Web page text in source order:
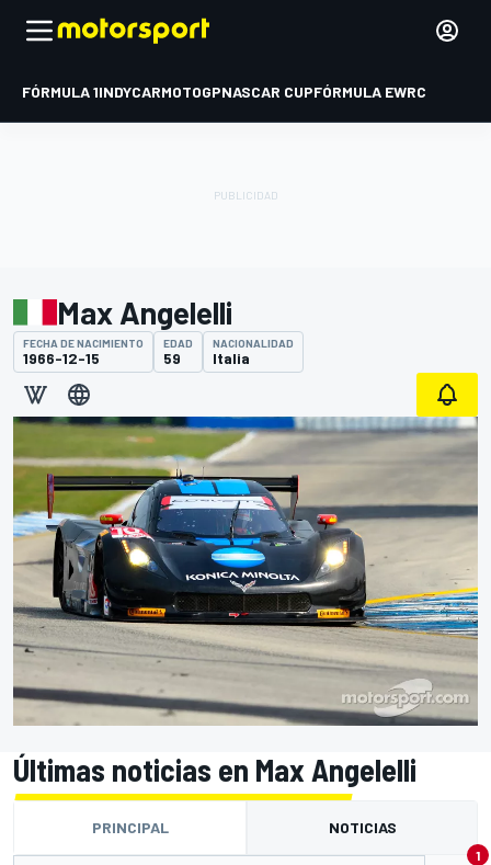
FÓRMULA 1INDYCARMOTOGPNASCAR CUPFÓRMULA EWRC
Max Angelelli
FECHA DE NACIMIENTO
1966-12-15
EDAD
59
NACIONALIDAD
Italia
Últimas noticias en Max Angelelli
PRINCIPAL NOTICIAS
1